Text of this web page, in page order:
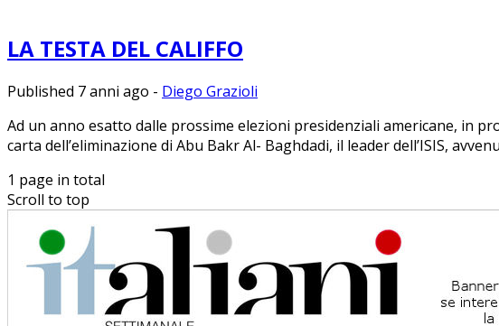
LA TESTA DEL CALIFFO
Published 7 anni ago - Diego Grazioli
Ad un anno esatto dalle prossime elezioni presidenziali americane, in
carta dell’eliminazione di Abu Bakr Al- Baghdadi, il leader dell’ISIS,
1 page in total
Scroll to top